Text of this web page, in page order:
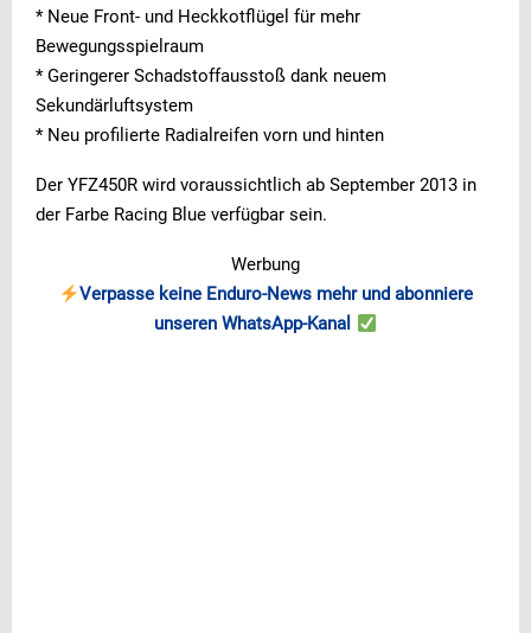
* Neue Front- und Heckkotflügel für mehr
Bewegungsspielraum
* Geringerer Schadstoffausstoß dank neuem
Sekundärluftsystem
* Neu profilierte Radialreifen vorn und hinten
Der YFZ450R wird voraussichtlich ab September 2013 in
der Farbe Racing Blue verfügbar sein.
Werbung
Verpasse keine Enduro-News mehr und abonniere
unseren WhatsApp-Kanal